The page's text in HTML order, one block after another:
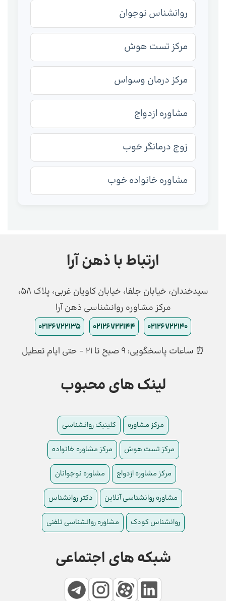
روانشناس نوجوان
مرکز تست هوش
مرکز درمان وسواس
مشاوره ازدواج
زوج درمانگر خوب
مشاوره خانواده خوب
ارتباط با ذهن آرا
سیدخندان، خیابان جلفا، خیابان کاویان غربی، پلاک 58،
مرکز مشاوره روانشناسی ذهن آرا
02126722140
02126722144
02126722135
⏰ ساعات پاسخگویی: ۹ صبح تا ۲۱ - حتی ایام تعطیل
لینک های محبوب
مرکز مشاوره کلینیک روانشناسی
مرکز تست هوش مرکز مشاوره خانواده
مرکز مشاوره ازدواج مشاوره نوجوانان
مشاوره روانشناسی آنلاین دکتر روانشناس
روانشناس کودک مشاوره روانشناسی تلفنی
شبکه های اجتماعی